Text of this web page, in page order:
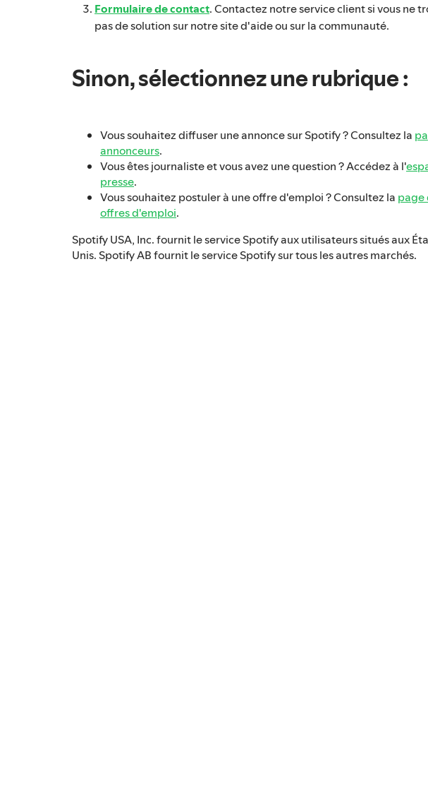
Formulaire de contact. Contactez notre service client si vous ne
pas de solution sur notre site d'aide ou sur la communauté.
Sinon, sélectionnez une rubrique :
Vous souhaitez diffuser une annonce sur Spotify ? Consultez la
annonceurs.
Vous êtes journaliste et vous avez une question ? Accédez à l'
presse.
Vous souhaitez postuler à une offre d'emploi ? Consultez la page
offres d'emploi.
Spotify USA, Inc. fournit le service Spotify aux utilisateurs situés aux
Unis. Spotify AB fournit le service Spotify sur tous les autres marchés.